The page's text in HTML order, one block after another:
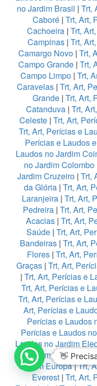
no Jardim Brasil | Trt,
Caboré| Trt, Art,
Cachoeira | Trt,
Campinas| Trt,
Camargo Novo | Trt,
Campo Grande| Trt,
Campo Limpo | Trt,
Caravelas| Trt, Art,
Grande| Trt, Art,
Catanduva | Trt,
Celeste| Trt, Art,
Trt, Art, Perícias e
Perícias e Laudos
Laudos no Jardim
no Jardim Colombo
Jardim Cruzeiro| Trt,
da Glória| Trt, Art,
Laranjeira | Trt, Art,
Pedreira| Trt, Art,
Acacias| Trt, Art,
Saúde| Trt, Art,
Bandeiras| Trt, Art,
Flores| Trt, Art,
Graças| Trt, Art,
| Trt, Art, Perícias e
Trt, Art, Perícias e
Trt, Art, Perícias e
Art, Perícias e
Perícias e Laudos
Perícias e Laudos
Laudos no Jardim
Jardim Esmeralda
Jardim Europa|Trt,
Everest | Trt, Art,
👋